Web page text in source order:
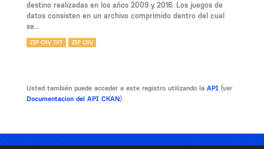
destino realizadas en los años 2009 y 2016. Los juegos de
datos consisten en un archivo comprimido dentro del cual
se...
ZIP CSV TXT ZIP CSV
Usted también puede acceder a este registro utilizando la API (ver
Documentacion del API CKAN).